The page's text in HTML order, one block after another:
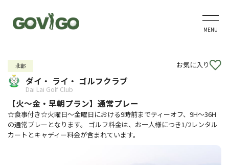
MENU
北部 お気に入り
ダイ・ ライ・ ゴルフクラブ
Dai Lai Golf Club
【火～金・早朝プラン】通常プレー
☆食事付き☆火曜日～金曜日における9時前までティーオフ、9H～36H
の通常プレーとなります。 ゴルフ料金は、お一人様につき1/2レンタル
カートとキャディー料金が含まれています。